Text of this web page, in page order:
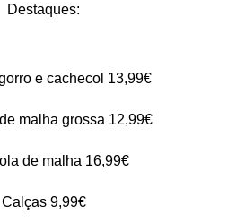
Destaques:
e cachecol 13,99€
malha grossa 12,99€
de malha 16,99€
Calças 9,99€